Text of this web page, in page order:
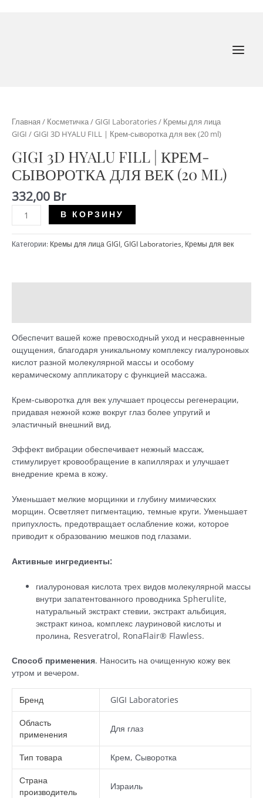
Главная / Косметичка/GIGI Laboratories/ Кремы для лица
GIGI / GIGI 3D HYALU FILL | Крем-сыворотка для век (20 ml)
GIGI 3D HYALU FILL | КРЕМ-
СЫВОРОТКА ДЛЯ ВЕК (20 ML)
332,00 Br
Количество
GIGI
3D
HYALU
Крем-
век
(20
ml)
В КОРЗИНУ
Категории: Кремы для лица GIGI, GIGI Laboratories, Кремы для век
Обеспечит вашей коже превосходный уход и несравненные
ощущения, благодаря уникальному комплексу гиалуроновых
кислот разной молекулярной массы и особому
керамическому аппликатору с функцией массажа.
Крем-сыворотка для век улучшает процессы регенерации,
придавая нежной коже вокруг глаз более упругий и
эластичный внешний вид.
Эффект вибрации обеспечивает нежный массаж,
стимулирует кровообращение в капиллярах и улучшает
внедрение крема в кожу.
Уменьшает мелкие морщинки и глубину мимических
морщин. Осветляет пигментацию, темные круги. Уменьшает
припухлость, предотвращает ослабление кожи, которое
приводит к образованию мешков под глазами.
Активные ингредиенты:
гиалуроновая кислота трех видов молекулярной массы
внутри запатентованного проводника Spherulite,
натуральный экстракт стевии, экстракт альбиция,
экстракт киноа, комплекс лауриновой кислоты и
пролина, Resveratrol, RonaFlair® Flawless.
Способ применения. Наносить на очищенную кожу век
утром и вечером.
Бренд GIGI Laboratories
Область
применения
Для глаз
Тип товара Крем, Сыворотка
Страна
производитель
Израиль